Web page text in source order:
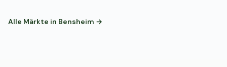
Alle Märkte in Bensheim →